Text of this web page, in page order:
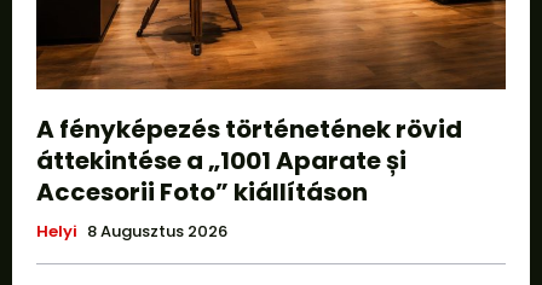
A fényképezés történetének rövid
áttekintése a „1001 Aparate și
Accesorii Foto” kiállításon
Helyi 8 Augusztus 2026